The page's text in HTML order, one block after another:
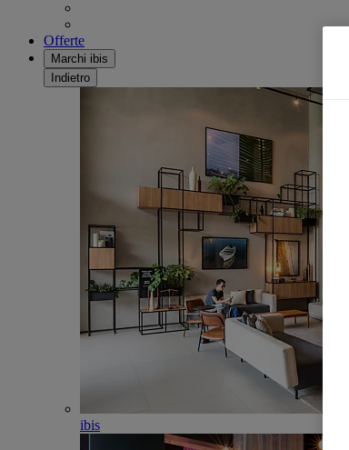
Offerte
Marchi ibis
Indietro
ibis